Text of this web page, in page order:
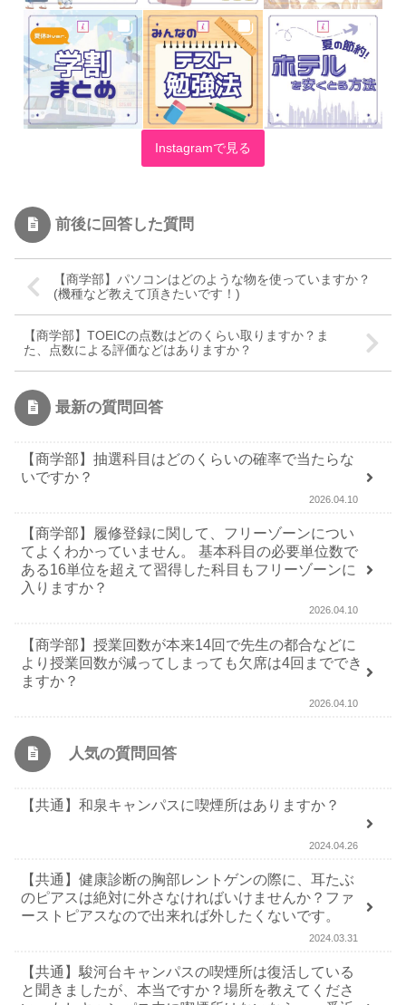
Instagramで見る
前後に回答した質問
【商学部】パソコンはどのような物を使っていますか？
(機種など教えて頂きたいです！)
【商学部】TOEICの点数はどのくらい取りますか？ま
た、点数による評価などはありますか？
最新の質問回答
【商学部】抽選科目はどのくらいの確率で当たらな
いですか？
2026.04.10
【商学部】履修登録に関して、フリーゾーンについ
てよくわかっていません。 基本科目の必要単位数で
ある16単位を超えて習得した科目もフリーゾーンに
入りますか？
2026.04.10
【商学部】授業回数が本来14回で先生の都合などに
より授業回数が減ってしまっても欠席は4回まででき
ますか？
2026.04.10
人気の質問回答
【共通】和泉キャンパスに喫煙所はありますか？
2024.04.26
【共通】健康診断の胸部レントゲンの際に、耳たぶ
のピアスは絶対に外さなければいけませんか？ファ
ーストピアスなので出来れば外したくないです。
2024.03.31
【共通】駿河台キャンパスの喫煙所は復活している
と聞きましたが、本当ですか？場所を教えてくださ